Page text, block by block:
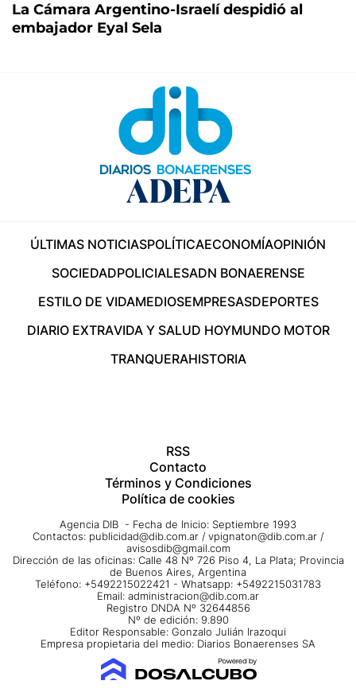
La Cámara Argentino-Israelí despidió al
embajador Eyal Sela
ÚLTIMAS NOTICIASPOLÍTICAECONOMÍAOPINIÓN
SOCIEDADPOLICIALESADN BONAERENSE
ESTILO DE VIDAMEDIOSEMPRESASDEPORTES
DIARIO EXTRAVIDA Y SALUD HOYMUNDO MOTOR
TRANQUERAHISTORIA
RSS
Contacto
Términos y Condiciones
Política de cookies
Agencia DIB - Fecha de Inicio: Septiembre 1993
Contactos: publicidad@dib.com.ar / vpignaton@dib.com.ar /
avisosdib@gmail.com
Dirección de las oficinas: Calle 48 Nº 726 Piso 4, La Plata; Provincia
de Buenos Aires, Argentina
Teléfono: +5492215022421 - Whatsapp: +5492215031783
Email: administracion@dib.com.ar
Registro DNDA Nº 32644856
Nº de edición: 9.890
Editor Responsable: Gonzalo Julián Irazoqui
Empresa propietaria del medio: Diarios Bonaerenses SA